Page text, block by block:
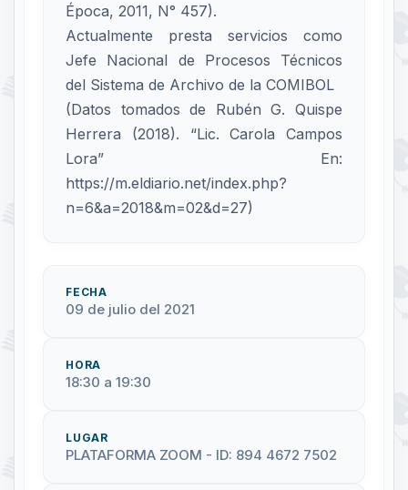
Época, 2011, N° 457).
Actualmente presta servicios como
Jefe Nacional de Procesos Técnicos
del Sistema de Archivo de la COMIBOL
(Datos tomados de Rubén G. Quispe
Herrera (2018). “Lic. Carola Campos
Lora” En:
https://m.eldiario.net/index.php?
n=6&a=2018&m=02&d=27)
FECHA
09 de julio del 2021
HORA
18:30 a 19:30
LUGAR
PLATAFORMA ZOOM - ID: 894 4672 7502